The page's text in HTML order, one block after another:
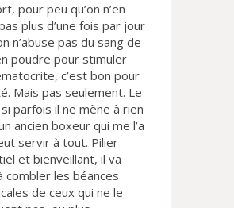
pour peu qu’on n’en
plus d’une fois par jour
n’abuse pas du sang de
poudre pour stimuler
c’est bon pour
Mais pas seulement. Le
parfois il ne mène à rien
ancien boxeur qui me l’a
servir à tout. Pilier
et bienveillant, il va
combler les béances
de ceux qui ne le